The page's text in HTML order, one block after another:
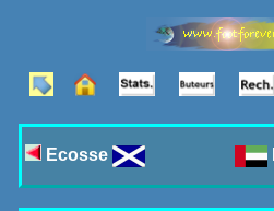
Ecosse